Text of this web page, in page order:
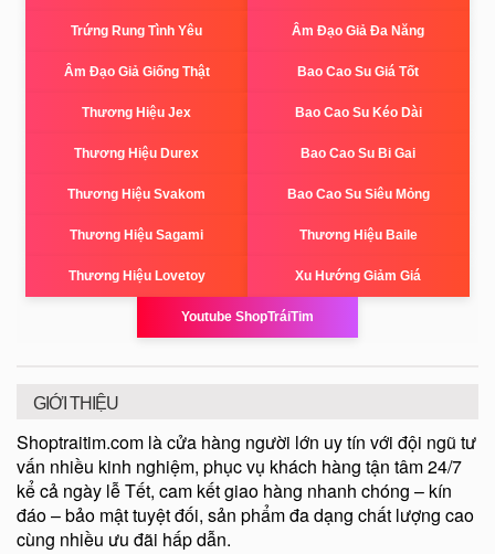
Trứng Rung Tình Yêu Âm Đạo Giả Đa Năng
Âm Đạo Giả Giống Thật Bao Cao Su Giá Tốt
Thương Hiệu Jex Bao Cao Su Kéo Dài
Thương Hiệu Durex Bao Cao Su Bi Gai
Thương Hiệu Svakom Bao Cao Su Siêu Mỏng
Thương Hiệu Sagami Thương Hiệu Baile
Thương Hiệu Lovetoy Xu Hướng Giảm Giá
Youtube ShopTráiTim
GIỚI THIỆU
Shoptraitim.com là cửa hàng người lớn uy tín với đội ngũ tư
vấn nhiều kinh nghiệm, phục vụ khách hàng tận tâm 24/7
kể cả ngày lễ Tết, cam kết giao hàng nhanh chóng – kín
đáo – bảo mật tuyệt đối, sản phẩm đa dạng chất lượng cao
cùng nhiều ưu đãi hấp dẫn.